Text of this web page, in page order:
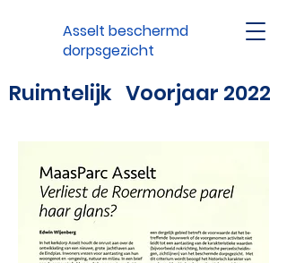
Asselt beschermd
dorpsgezicht
Ruimtelijk Voorjaar 2022